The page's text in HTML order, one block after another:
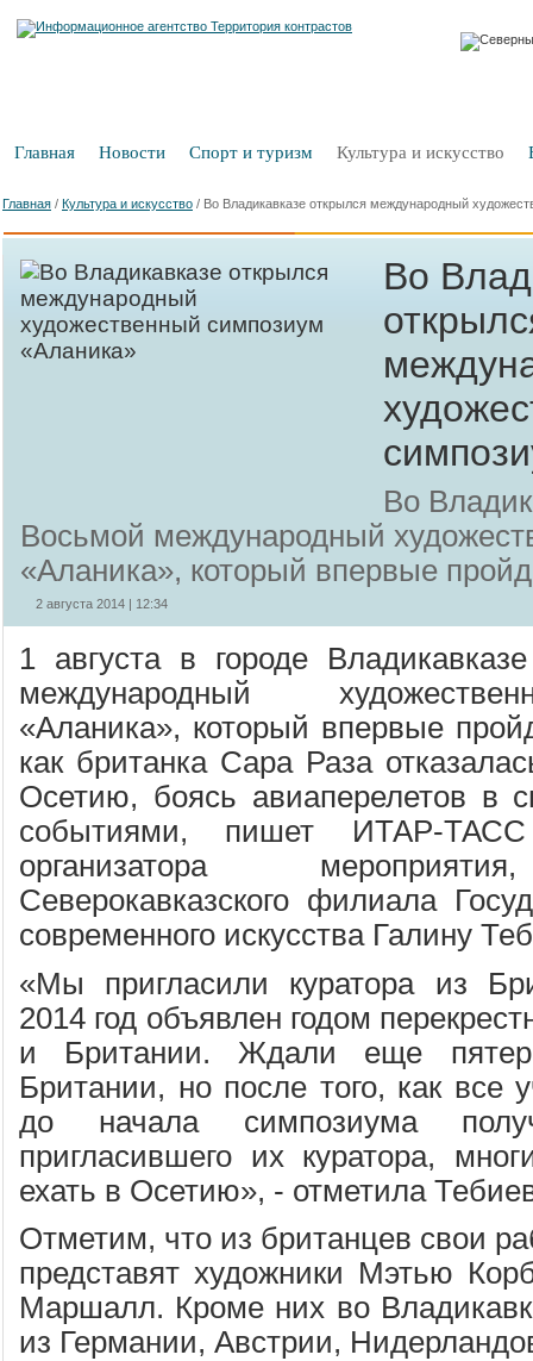
Главная Новости Спорт и туризм Культура и искусство
Главная / Культура и искусство / Во Владикавказе открылся международный
Во
Во
Восьмой международный
«Аланика», который впервые
2 августа 2014 | 12:34
1 августа в городе
международный
«Аланика», который впервые
как британка Сара Раза
Осетию, боясь авиаперелетов в
событиями, пишет ИТАР-
организатора
Северокавказского филиала
современного искусства Галину
«Мы пригласили куратора из
2014 год объявлен годом
и Британии. Ждали еще
Британии, но после того, как все
до начала симпозиума
пригласившего их куратора,
ехать в Осетию», - отметила
Отметим, что из британцев свои
представят художники Мэтью
Маршалл. Кроме них во
из Германии, Австрии,